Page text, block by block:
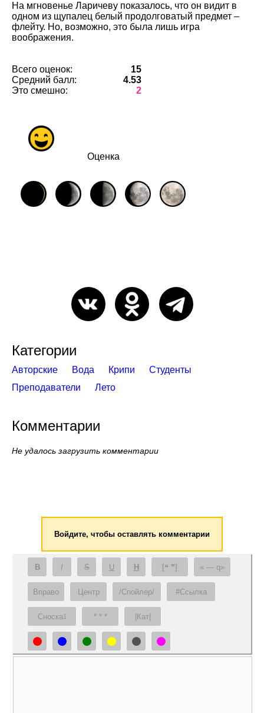
На мгновенье Ларичеву показалось, что он видит в
одном из щупалец белый продолговатый предмет –
флейту. Но, возможно, это была лишь игра
воображения.
Всего оценок:
15
Средний балл:
4.53
Это смешно:
2
Оценка
Категории
Авторские Вода Крипи
Студенты
Преподаватели
Лето
Комментарии
Не удалось загрузить комментарии
Войдите, чтобы оставлять комментарии
B I S U H [❝ ❞] — q
Вправо Центр /Спойлер/ #Ссылка
Сноска1 * * * |Кат|